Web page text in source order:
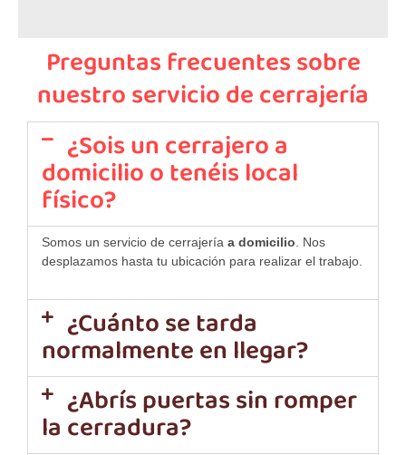
Preguntas frecuentes sobre
nuestro servicio de cerrajería
¿Sois un cerrajero a
domicilio o tenéis local
físico?
Somos un servicio de cerrajería a domicilio . Nos
desplazamos hasta tu ubicación para realizar el trabajo.
¿Cuánto se tarda
normalmente en llegar?
¿Abrís puertas sin romper
la cerradura?